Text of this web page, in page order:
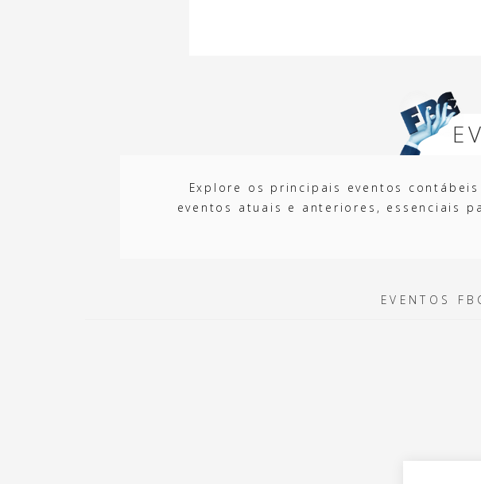
Explore os principais eventos
eventos atuais e anteriores, essenciais
EVENTOS